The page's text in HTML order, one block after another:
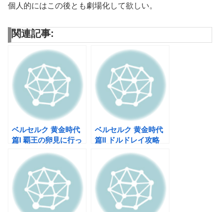
個人的にはこの後とも劇場化して欲しい。
関連記事:
ベルセルク 黄金時代
篇I 覇王の卵見に行っ
ベルセルク 黄金時代
篇II ドルドレイ攻略